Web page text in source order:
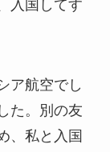
入国してす
ア航空でし
た。別の友
、私と入国